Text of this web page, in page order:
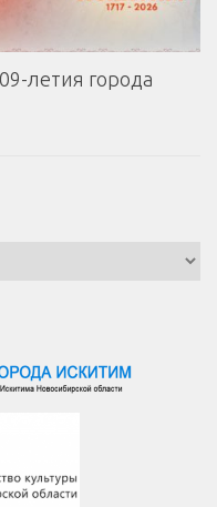
летия города